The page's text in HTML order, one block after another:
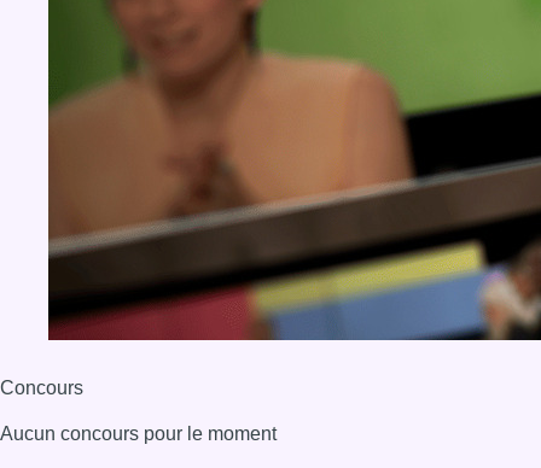
Concours
Aucun concours pour le moment